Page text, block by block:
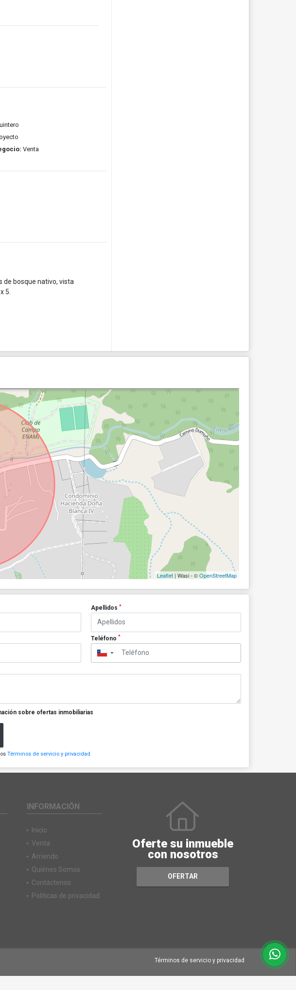
Venta
de bosque nativo, vista
5.
Leaflet | Wasi - ©OpenStreetMap
Apellidos *
Teléfono *
▼
sobre ofertas inmobiliarias
Términos de servicio y privacidad
INFORMACIÓN
Inicio
Venta
Arriendo
Quiénes Somos
Contáctenos
Políticas de privacidad
Oferte su inmueble
con nosotros
OFERTAR
Términos de servicio y privacidad